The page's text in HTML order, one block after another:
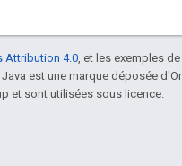
Attribution 4.0, et les exemples
Java est une marque déposée
et sont utilisées sous licence.